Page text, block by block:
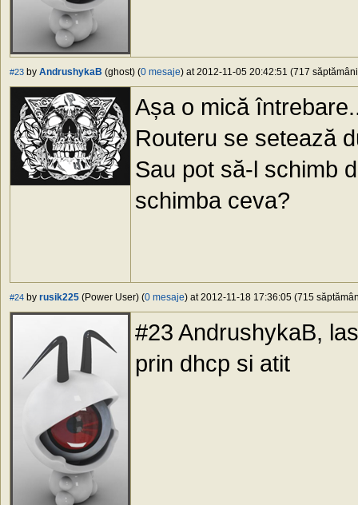
#23 by AndrushykaB (ghost) (0 mesaje) at 2012-11-05 20:42:51 (717
Așa o mică
Routeru se setează
Sau pot să-l schimb
schimba ceva?
#24 by rusik225 (Power User) (0 mesaje) at 2012-11-18 17:36:05 (715
#23 AndrushykaB,
prin dhcp si atit